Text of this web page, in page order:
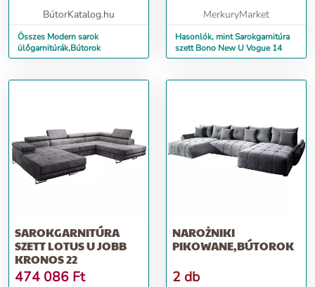
BútorKatalog.hu
Összes Modern sarok
ülőgarnitúrák,Bútorok
MerkuryMarket
Hasonlók, mint Sarokgarnitúra
szett Bono New U Vogue 14
SAROKGARNITÚRA
SZETT LOTUS U JOBB
KRONOS 22
474 086 Ft
NAROŻNIKI
PIKOWANE,BÚTOROK
2 db